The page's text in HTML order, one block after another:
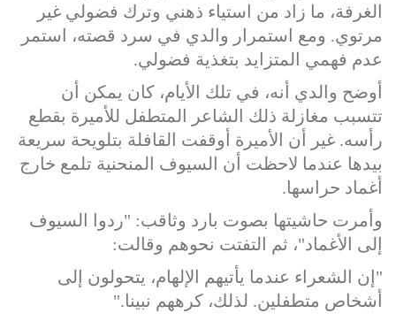
الغرفة، ما زاد من استياء ذهني وترك فضولي غير
مرتوي. ومع استمرار والدي في سرد قصته، استمر
عدم فهمي المتزايد بتغذية فضولي.
أوضح والدي أنه، في تلك الأيام، كان يمكن أن
تتسبب مغازلة ذلك الشاعر المتطفل للأميرة بقطع
رأسه. غير أن الأميرة أوقفت القافلة بتلويحة سريعة
بيدها عندما لاحظت أن السيوف المنحنية تلمع خارج
أغماد حراسها.
وأمرت حاشيتها بصوت بارد وثاقب: "ردوا السيوف
إلى الأغماد"، ثم التفتت نحوهم وقالت:
"إن الشعراء عندما يأتيهم الإلهام، يتحولون إلى
أشخاص متطفلين. لذلك، كرههم نبينا."